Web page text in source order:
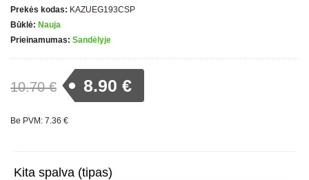
Prekės kodas: KAZUEG193CSP
Būklė: Nauja
Prieinamumas: Sandėlyje
10.70 € 8.90 €
Be PVM: 7.36 €
Kita spalva (tipas)